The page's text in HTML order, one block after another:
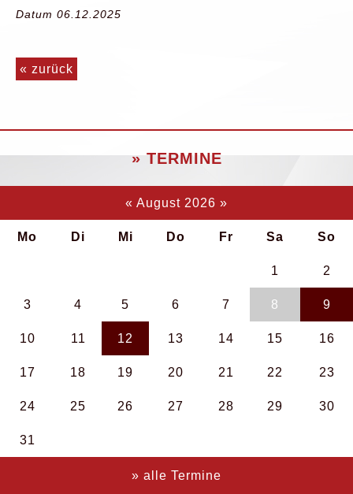
Datum 06.12.2025
« zurück
» TERMINE
« August 2026 »
Mo Di Mi Do Fr Sa So
1 2
3 4 5 6 7 8 9
10 11 12 13 14 15 16
17 18 19 20 21 22 23
24 25 26 27 28 29 30
31
» alle Termine